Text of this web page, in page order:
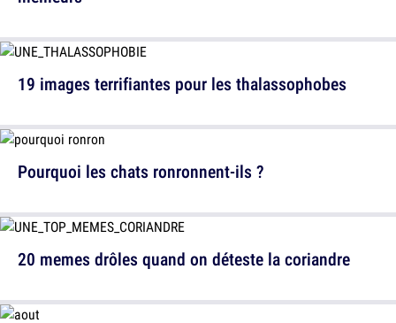
19 images terrifiantes pour les thalassophobes
20 memes drôles quand on déteste la coriandre
Pourquoi les chats ronronnent-ils ?